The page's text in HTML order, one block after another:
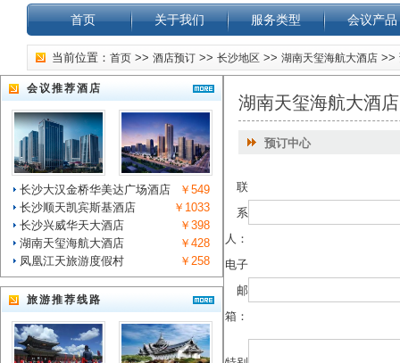
首页 关于我们 服务类型 会议产品
当前位置： 首页 >> 酒店预订 >> 长沙地区 >> 湖南天玺海航大酒店 >>
会议推荐酒店
长沙大汉金桥华美达广场酒店
￥549
长沙顺天凯宾斯基酒店
￥1033
长沙兴威华天大酒店
￥398
湖南天玺海航大酒店
￥428
凤凰江天旅游度假村
￥258
旅游推荐线路
湖南天玺海航大酒店
预订中心
联
系
人：
电子
邮
箱：